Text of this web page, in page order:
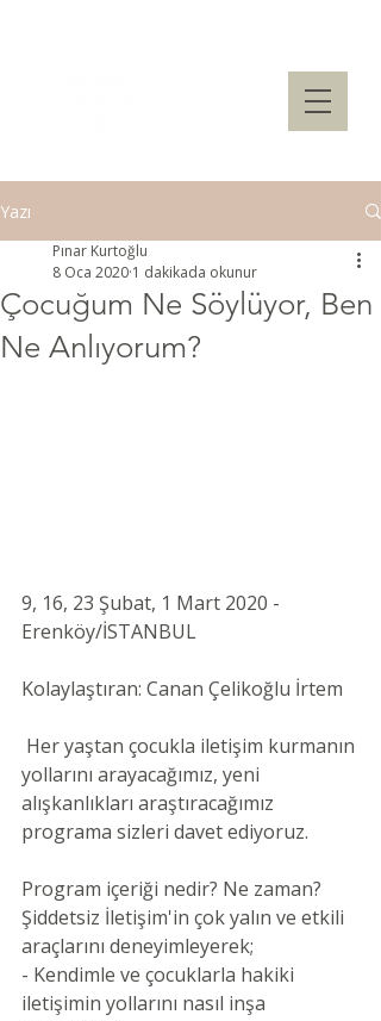
Yazı
Çocuğum Ne Söylüyor, Ben
Ne Anlıyorum?
Pınar Kurtoğlu
8 Oca 2020 1 dakikada okunur
9, 16, 23 Şubat, 1 Mart 2020 -
Erenköy/İSTANBUL
Kolaylaştıran: Canan Çelikoğlu İrtem
yollarını arayacağımız, yeni
alışkanlıkları araştıracağımız
programa sizleri davet ediyoruz.
Program içeriği nedir? Ne zaman?
Şiddetsiz İletişim'in çok yalın ve etkili
araçlarını deneyimleyerek;
- Kendimle ve çocuklarla hakiki
iletişimin yollarını nasıl inşa